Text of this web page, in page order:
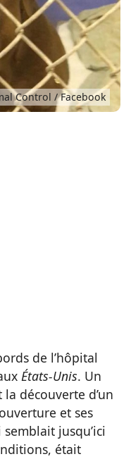
Control / Facebook
de l’hôpital
États-Unis. Un
découverte d’un
et ses
semblait jusqu’ici
était